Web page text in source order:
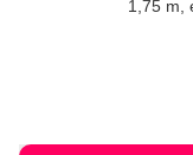
1,75 m,